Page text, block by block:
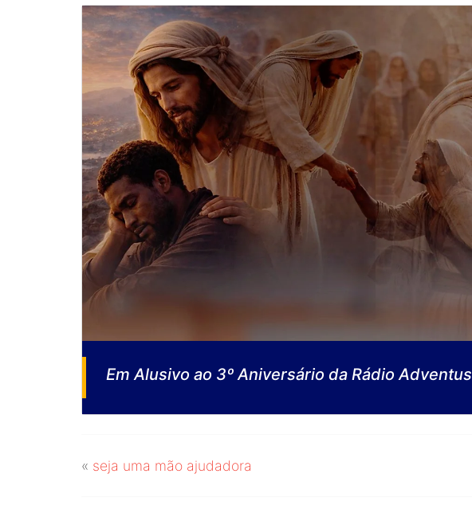
Em Alusivo ao 3º Aniversário da Rádio Adventus
« seja uma mão ajudadora